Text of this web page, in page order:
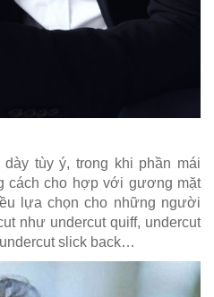
tùy ý, trong khi phần mái
cách cho hợp với gương mặt
lựa chọn cho những người
như undercut quiff, undercut
slick back…